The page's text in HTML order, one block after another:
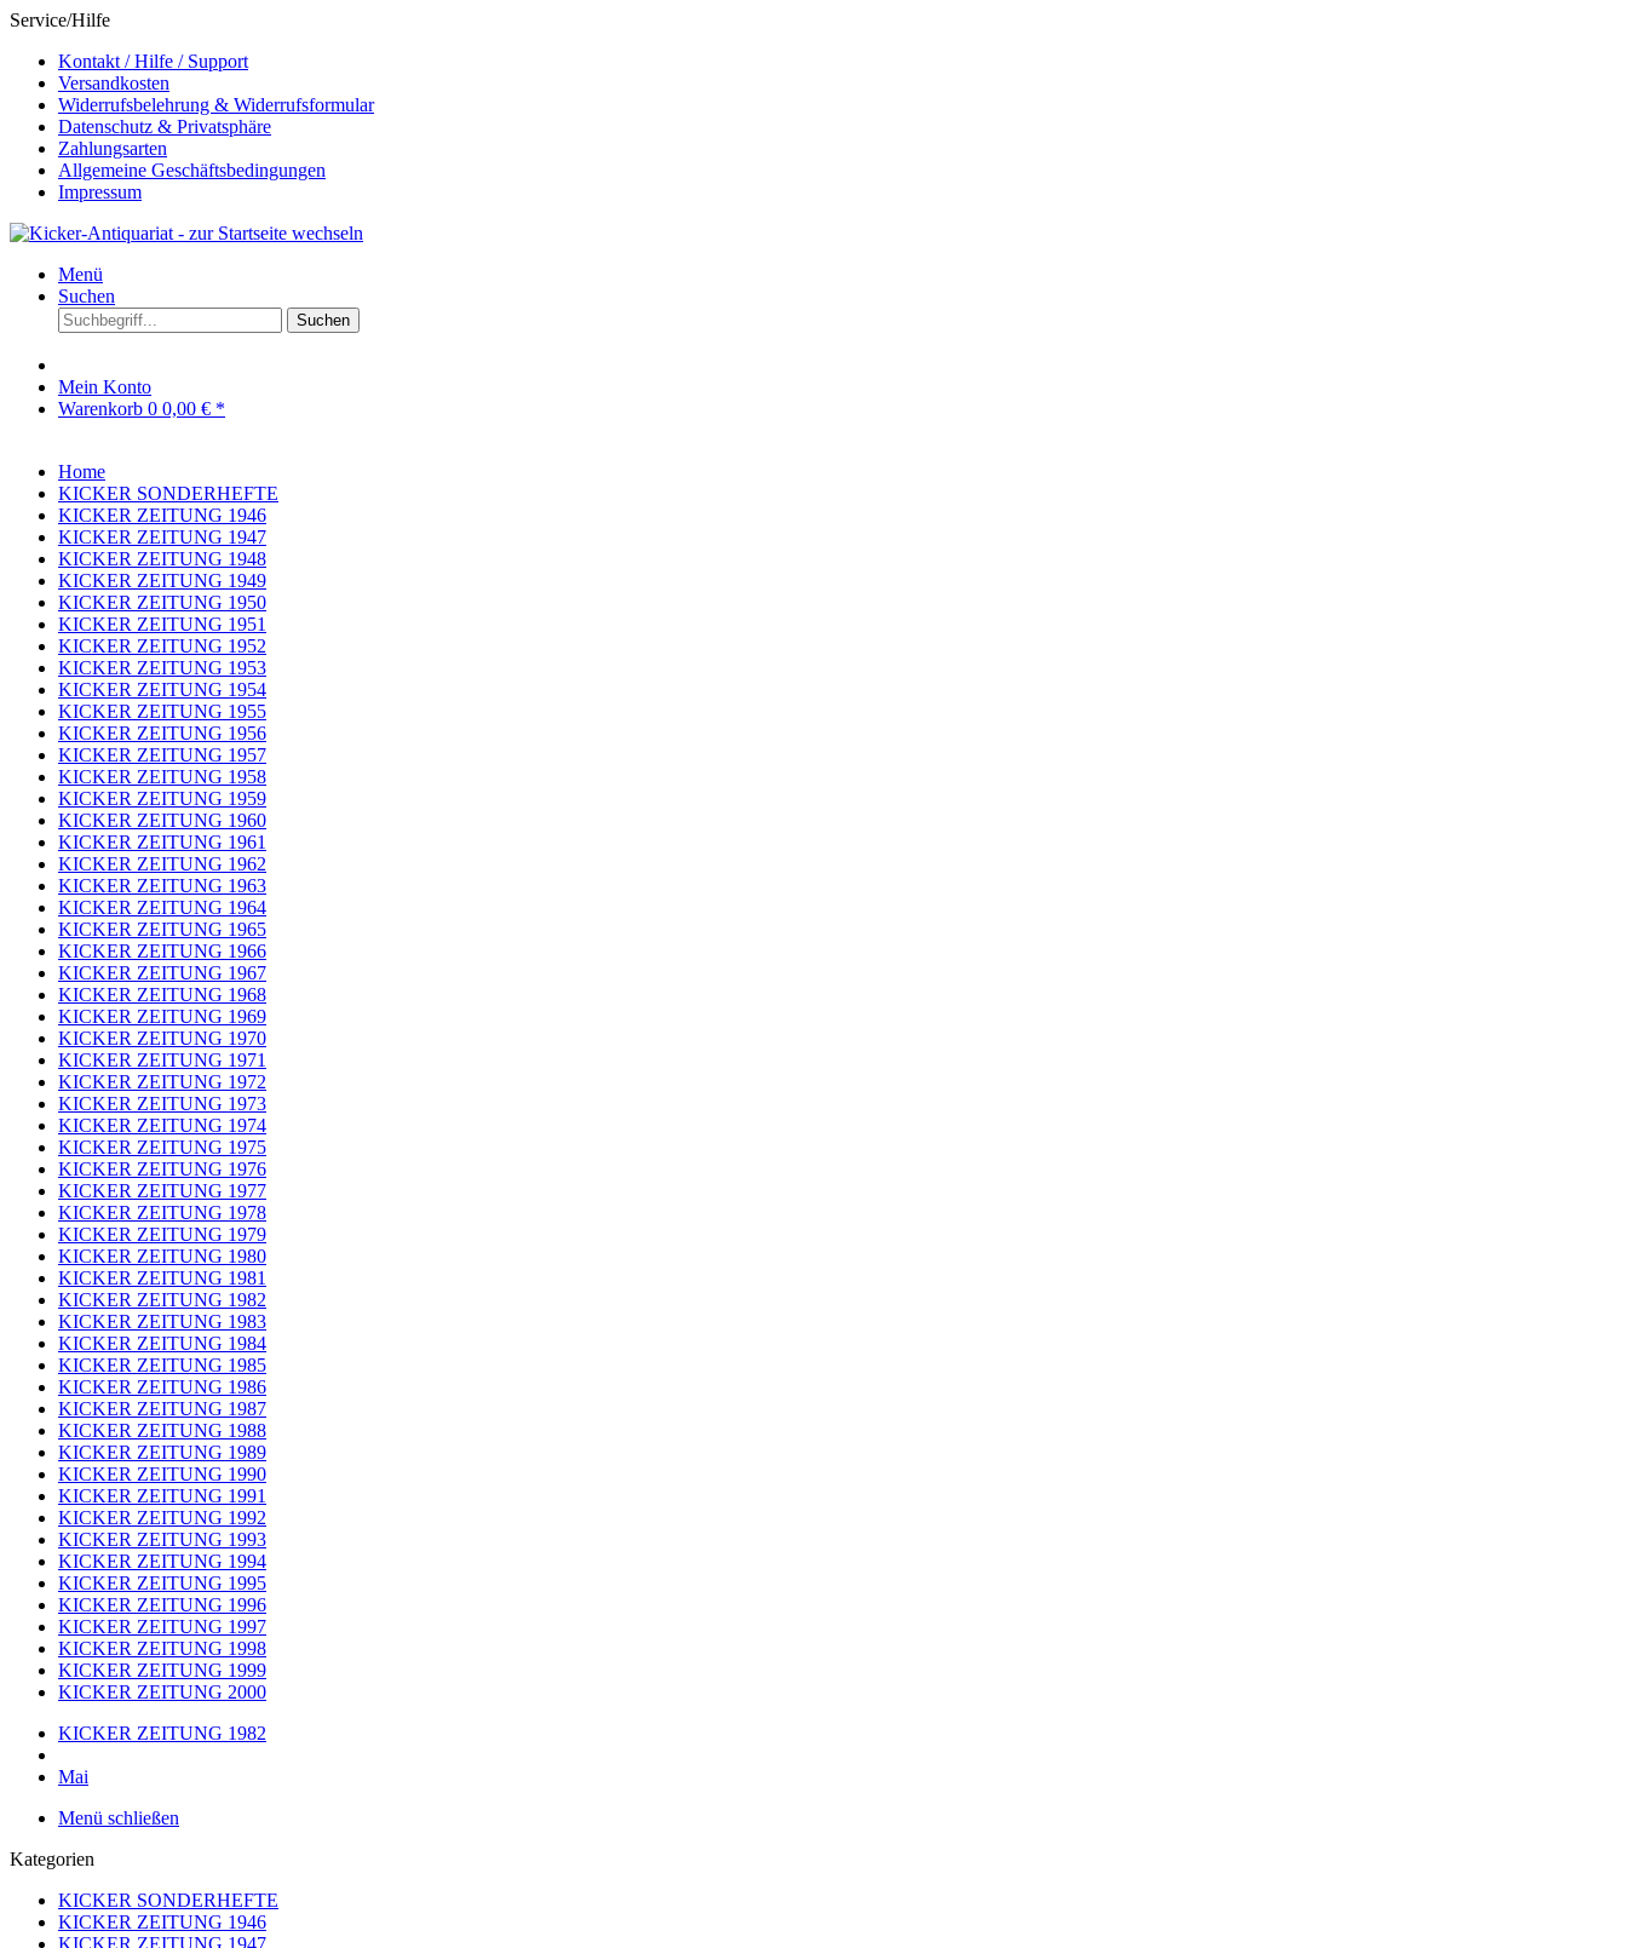
Service/Hilfe
Kontakt / Hilfe / Support
Versandkosten
Widerrufsbelehrung & Widerrufsformular
Datenschutz & Privatsphäre
Zahlungsarten
Allgemeine Geschäftsbedingungen
Impressum
Menü
Suchen
Suchen
Mein Konto
Warenkorb 0 0,00 € *
Home
KICKER SONDERHEFTE
KICKER ZEITUNG 1946
KICKER ZEITUNG 1947
KICKER ZEITUNG 1948
KICKER ZEITUNG 1949
KICKER ZEITUNG 1950
KICKER ZEITUNG 1951
KICKER ZEITUNG 1952
KICKER ZEITUNG 1953
KICKER ZEITUNG 1954
KICKER ZEITUNG 1955
KICKER ZEITUNG 1956
KICKER ZEITUNG 1957
KICKER ZEITUNG 1958
KICKER ZEITUNG 1959
KICKER ZEITUNG 1960
KICKER ZEITUNG 1961
KICKER ZEITUNG 1962
KICKER ZEITUNG 1963
KICKER ZEITUNG 1964
KICKER ZEITUNG 1965
KICKER ZEITUNG 1966
KICKER ZEITUNG 1967
KICKER ZEITUNG 1968
KICKER ZEITUNG 1969
KICKER ZEITUNG 1970
KICKER ZEITUNG 1971
KICKER ZEITUNG 1972
KICKER ZEITUNG 1973
KICKER ZEITUNG 1974
KICKER ZEITUNG 1975
KICKER ZEITUNG 1976
KICKER ZEITUNG 1977
KICKER ZEITUNG 1978
KICKER ZEITUNG 1979
KICKER ZEITUNG 1980
KICKER ZEITUNG 1981
KICKER ZEITUNG 1982
KICKER ZEITUNG 1983
KICKER ZEITUNG 1984
KICKER ZEITUNG 1985
KICKER ZEITUNG 1986
KICKER ZEITUNG 1987
KICKER ZEITUNG 1988
KICKER ZEITUNG 1989
KICKER ZEITUNG 1990
KICKER ZEITUNG 1991
KICKER ZEITUNG 1992
KICKER ZEITUNG 1993
KICKER ZEITUNG 1994
KICKER ZEITUNG 1995
KICKER ZEITUNG 1996
KICKER ZEITUNG 1997
KICKER ZEITUNG 1998
KICKER ZEITUNG 1999
KICKER ZEITUNG 2000
KICKER ZEITUNG 1982
Mai
Menü schließen
Kategorien
KICKER SONDERHEFTE
KICKER ZEITUNG 1946
KICKER ZEITUNG 1947